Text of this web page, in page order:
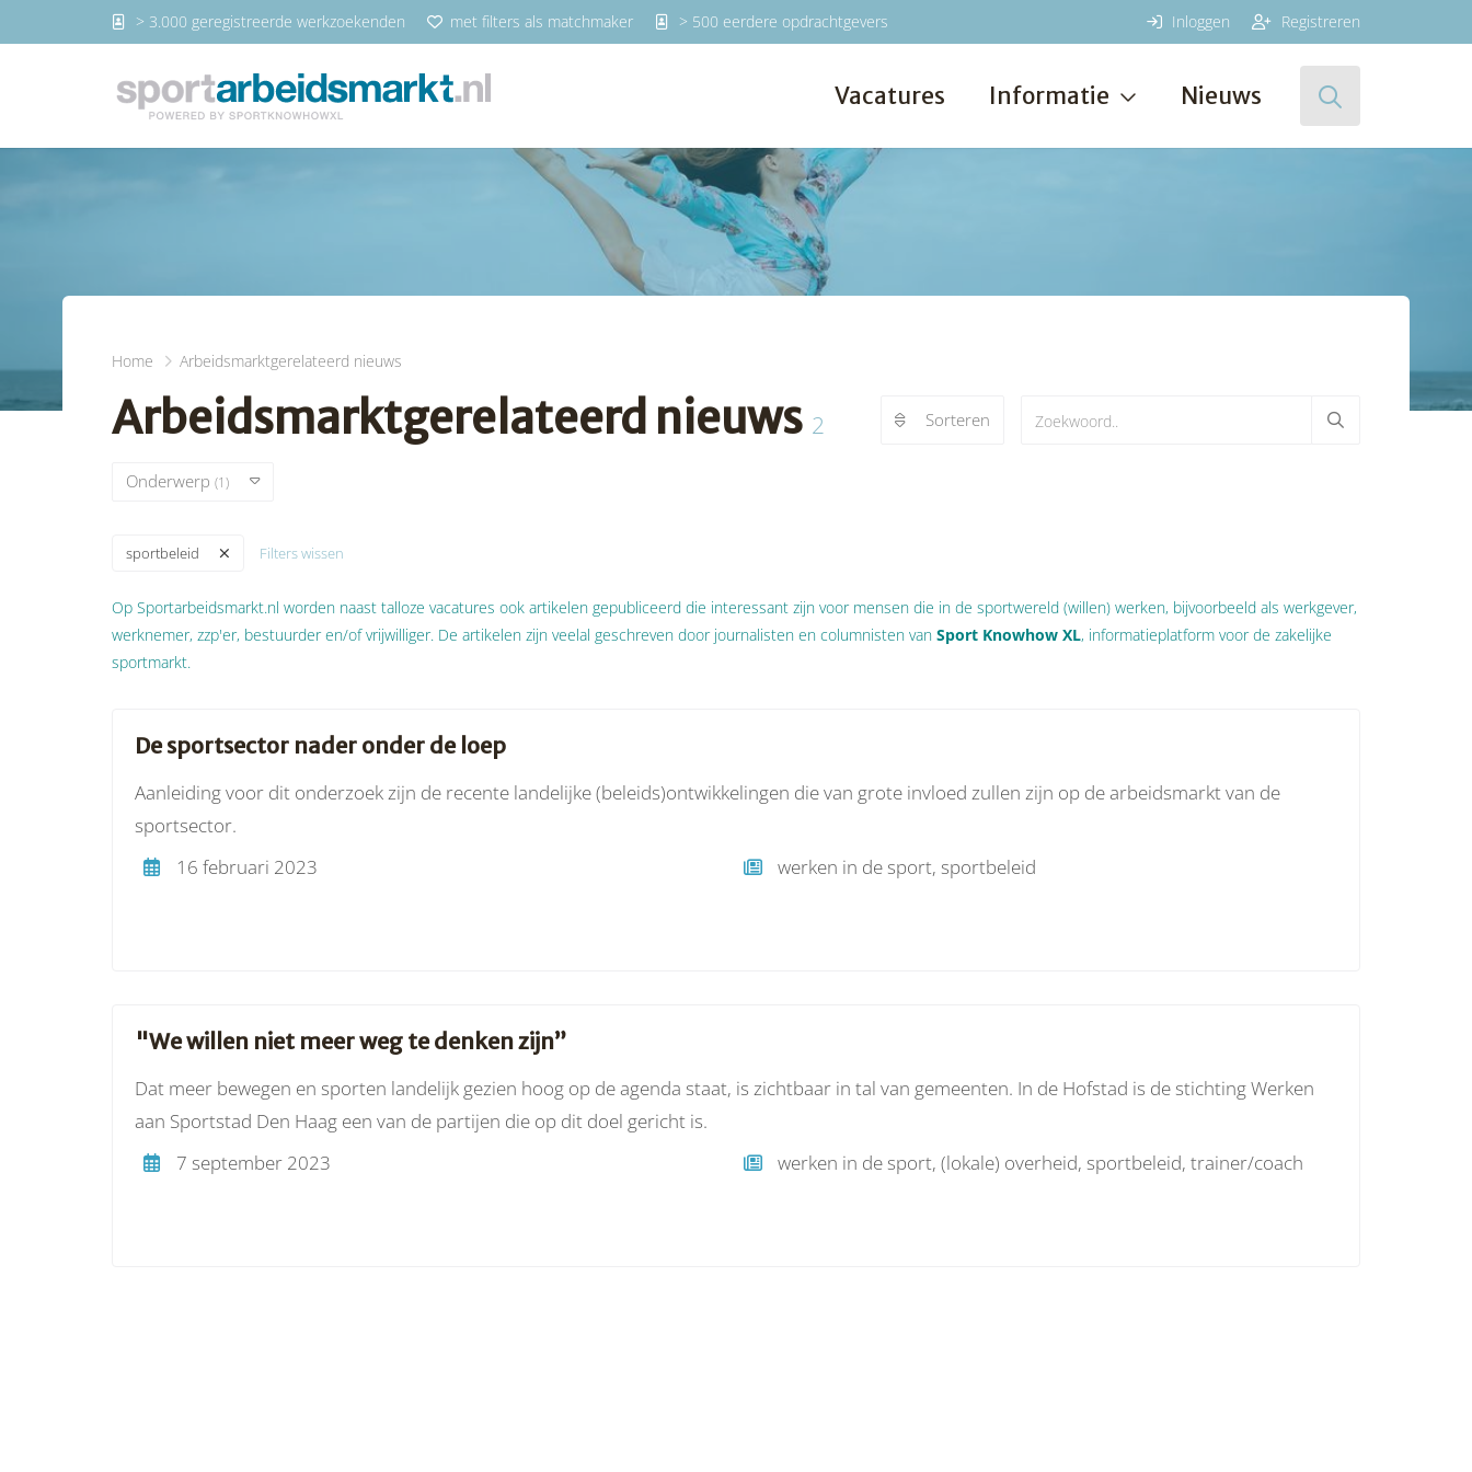
Home Arbeidsmarktgerelateerd nieuws
Arbeidsmarktgerelateerd nieuws 2 Sorteren
Onderwerp (1)
sportbeleid Filters wissen
Op Sportarbeidsmarkt.nl worden naast talloze vacatures ook artikelen gepubliceerd die interessant zijn voor mensen die in de sportwereld (willen) werken, bijvoorbeeld als werkgever,
werknemer, zzp'er, bestuurder en/of vrijwilliger. De artikelen zijn veelal geschreven door journalisten en columnisten van Sport Knowhow XL, informatieplatform voor de zakelijke
sportmarkt.
De sportsector nader onder de loep
Aanleiding voor dit onderzoek zijn de recente landelijke (beleids)ontwikkelingen die van grote invloed zullen zijn op de arbeidsmarkt van de
sportsector.
16 februari 2023
werken in de sport, sportbeleid
"We willen niet meer weg te denken zijn”
Dat meer bewegen en sporten landelijk gezien hoog op de agenda staat, is zichtbaar in tal van gemeenten. In de Hofstad is de stichting Werken
aan Sportstad Den Haag een van de partijen die op dit doel gericht is.
7 september 2023
werken in de sport, (lokale) overheid, sportbeleid, trainer/coach
> 3.000 geregistreerde werkzoekenden met filters als matchmaker > 500 eerdere opdrachtgevers Inloggen Registreren
Vacatures Informatie Nieuws